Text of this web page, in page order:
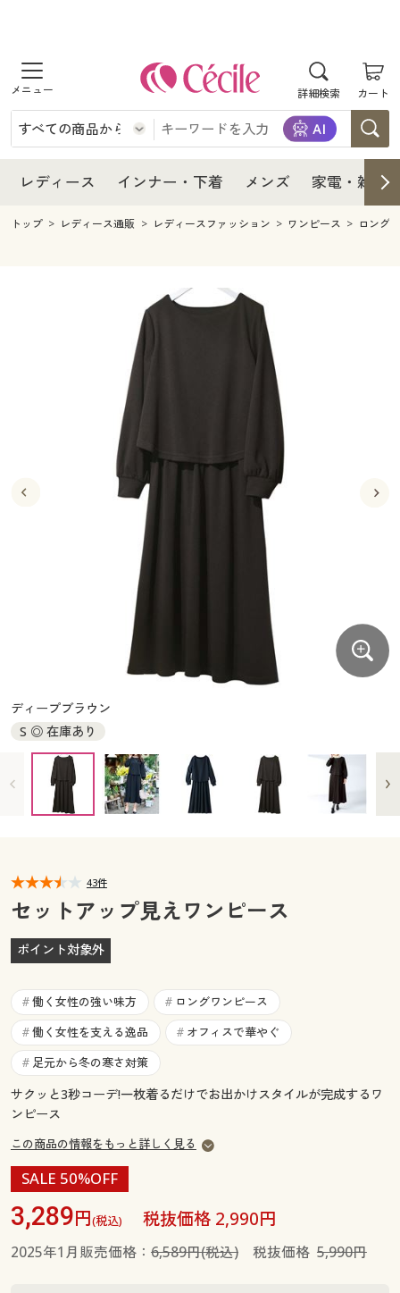
詳細検索 カート
商品を探す
レディース
レディースファッション
インナー・下着
インナー・下着通販すべて
ジュニア・ティーンズ下着
メンズ
キッチン・雑貨・日用品
寝具・インテリア・家具
寝具・インテリア・家具通販すべて
カーテン・ラグ・ファブリック
美容・健康通販すべて
制服・スクール
ジュニア・ティーンズ下着
大きいサイズ通販すべて
大きいサイズ レディース服
大きいサイズ レディース下着
大きいサイズ メンズ
大きいサイズ 事務・制服
シークレットセール
商品カテゴリ一覧
カタログ・チラシからのご注文
デジタルカタログ
カタログ無料プレゼント
マイページ
閲覧履歴
お気に入り
サポート
ご利用ガイド
レディース インナー・下着 メンズ 家電・雑貨
レディース
レディース通販すべて
レディースファッション
インナー・下着
インナー・下着通販すべて
ジュニア・ティーンズ下着
メンズ
キッチン・雑貨・日用品
寝具・インテリア・家具通販すべて
カーテン・ラグ・ファブリック
美容・健康通販すべて
美容・健康・サプリメント
制服・スクールすべて
ジュニア・ティーンズ下着
大きいサイズ通販すべて
大きいサイズ レディース服
大きいサイズ レディース下着
大きいサイズ メンズ
大きいサイズ 事務・制服
カタログ・チラシからのご注文
カタログ無料プレゼント
会員メニュー
閲覧履歴
ご利用ガイド
よくある質問とお問い合わせ
トップ レディース通販 レディースファッション ワンピース ロング
ディープブラウン
S ◎ 在庫あり
43件
セットアップ見えワンピース
ポイント対象外
# 働く女性の強い味方 # ロングワンピース
# 働く女性を支える逸品 # オフィスで華やぐ
# 足元から冬の寒さ対策
サクッと3秒コーデ!一枚着るだけでお出かけスタイルが完成するワ
ンピース
この商品の情報をもっと詳しく見る
SALE 50%OFF
3,289円(税込) 税抜価格 2,990円
2025年1月販売価格： 6,589円(税込)税抜価格 5,990円